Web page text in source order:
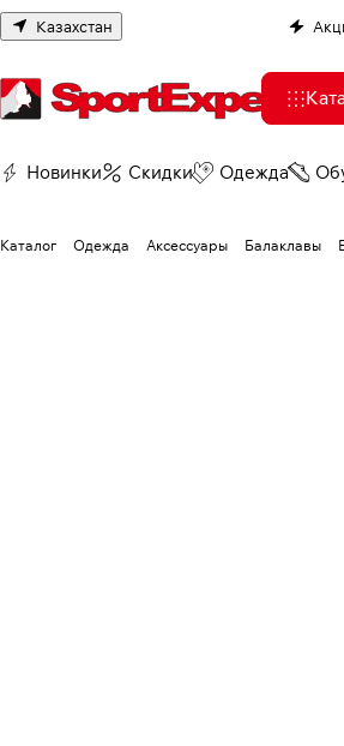
Казахстан
Новинки Скидки Одежда
Каталог Одежда Аксессуары Балаклавы